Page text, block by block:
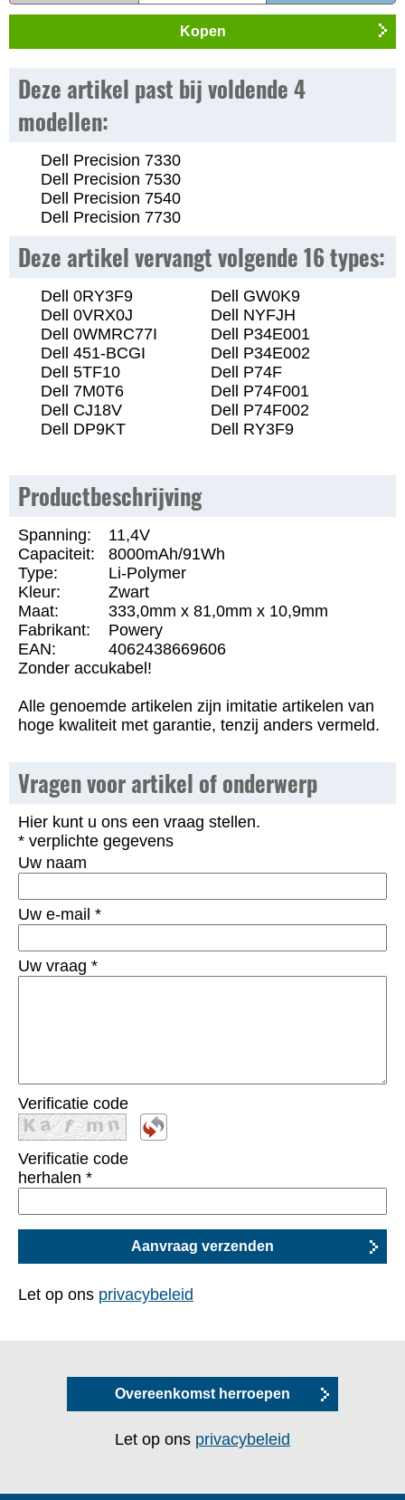
Kopen
Deze artikel past bij voldende 4
modellen:
Dell Precision 7330
Dell Precision 7530
Dell Precision 7540
Dell Precision 7730
Deze artikel vervangt volgende 16 types:
Dell 0RY3F9
Dell 0VRX0J
Dell 0WMRC77I
Dell 451-BCGI
Dell 5TF10
Dell 7M0T6
Dell CJ18V
Dell DP9KT
Dell GW0K9
Dell NYFJH
Dell P34E001
Dell P34E002
Dell P74F
Dell P74F001
Dell P74F002
Dell RY3F9
Productbeschrijving
Spanning:
11,4V
Capaciteit:
8000mAh/91Wh
Type:
Li-Polymer
Kleur:
Zwart
Maat:
333,0mm x 81,0mm x 10,9mm
Fabrikant:
Powery
EAN:
4062438669606
Zonder accukabel!
Alle genoemde artikelen zijn imitatie artikelen van
hoge kwaliteit met garantie, tenzij anders vermeld.
Vragen voor artikel of onderwerp
Hier kunt u ons een vraag stellen.
* verplichte gegevens
Uw naam
Uw e-mail *
Uw vraag *
Verificatie code
Verificatie code
herhalen *
Let op ons privacybeleid
Overeenkomst herroepen
Let op ons privacybeleid